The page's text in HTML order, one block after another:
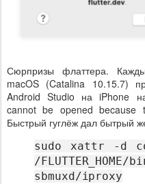
Сюрпризы флаттера.
macOS (Catalina 10.15.7)
Android Studio на iPhone
cannot be opened because
Быстрый гуглёж дал бытрый
sudo xattr -d
/
sbmuxd/iproxy